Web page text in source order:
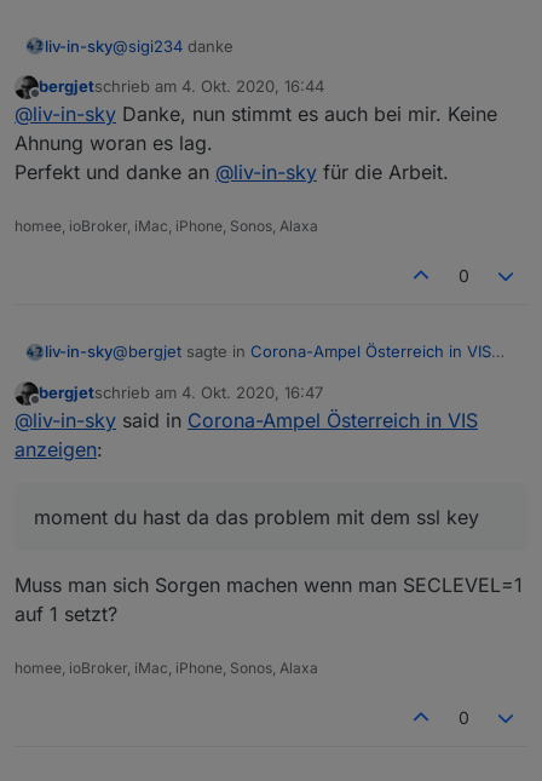
liv-in-sky@sigi234 danke
Offline
bergjetschrieb am 4. Okt. 2020, 16:44
zuletzt editiert von
@liv-in-sky Danke, nun stimmt es auch bei mir. Keine
Ahnung woran es lag.
Perfekt und danke an @liv-in-sky für die Arbeit.
homee, ioBroker, iMac, iPhone, Sonos, Alaxa
0
liv-in-sky@bergjet sagte in Corona-Ampel Österreich in VIS
@liv-in-skyBei mir kommt im log
https://forum.iobroker.net/post/486217
Offline
bergjetschrieb am 4. Okt. 2020, 16:47
zuletzt editiert von
@liv-in-sky said in Corona-Ampel Österreich in VIS
anzeigen:
moment du hast da das problem mit dem ssl key
Muss man sich Sorgen machen wenn man SECLEVEL=1
auf 1 setzt?
homee, ioBroker, iMac, iPhone, Sonos, Alaxa
0